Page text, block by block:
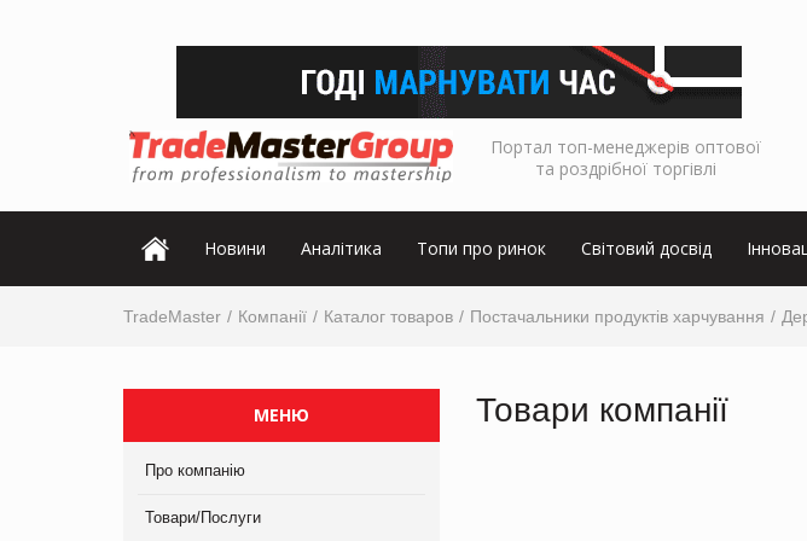
Портал топ-менеджерів оптової
та роздрібної торгівлі
Новини Аналітика Топи про ринок Світовий досвід
TradeMaster Компанії Каталог товаров Постачальники продуктів харчування
МЕНЮ
Про компанію
Товари/Послуги
Товари компанії